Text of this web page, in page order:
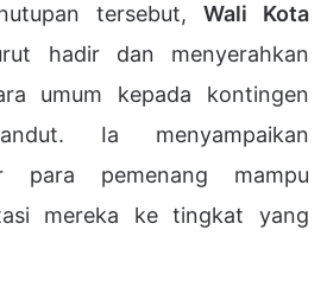
tersebut, Wali Kota
hadir dan menyerahkan
umum kepada kontingen
Ia menyampaikan
para pemenang mampu
mereka ke tingkat yang